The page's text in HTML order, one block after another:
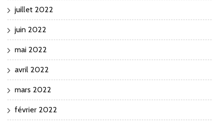
juillet 2022
juin 2022
mai 2022
avril 2022
mars 2022
février 2022